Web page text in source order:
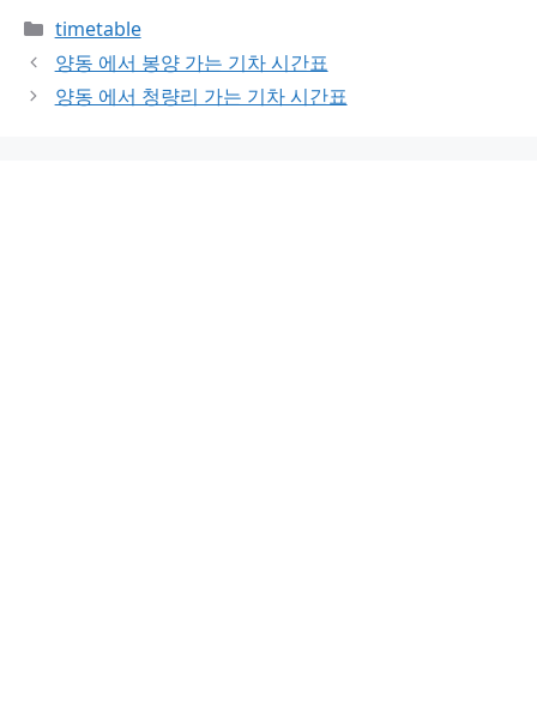
Categories
timetable
양동 에서 봉양 가는 기차 시간표
양동 에서 청량리 가는 기차 시간표